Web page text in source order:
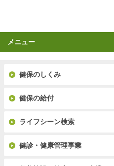
メニュー
健保のしくみ
健保の給付
ライフシーン検索
健診・健康管理事業